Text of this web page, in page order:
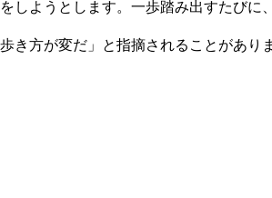
しようとします。一歩踏み出すたび
き方が変だ」と指摘されることがあり